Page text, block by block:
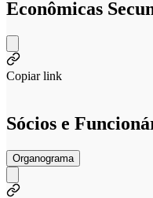
Econômicas
Copiar link
Sócios e
Organograma